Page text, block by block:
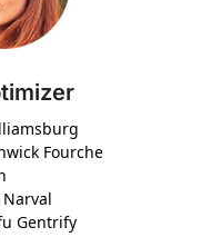
Fourche
Gentrify